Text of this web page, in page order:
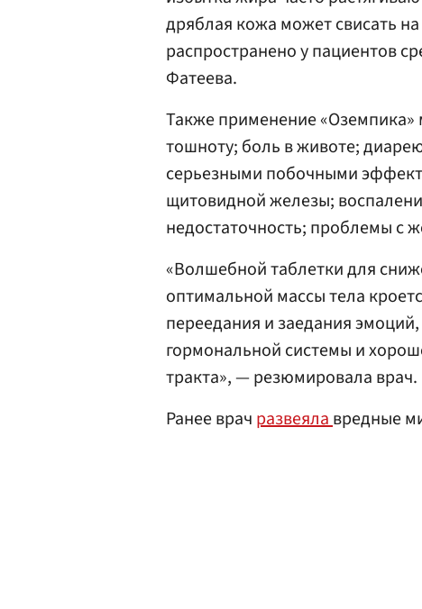
дряблая кожа может свисать
распространено у пациентов
Фатеева.
Также применение
тошноту; боль в животе;
серьезными побочными
щитовидной железы;
недостаточность; проблемы с
«Волшебной таблетки для
оптимальной массы тела
переедания и заедания
гормональной системы и
тракта», — резюмировала врач.
Ранее врач развеялавредные